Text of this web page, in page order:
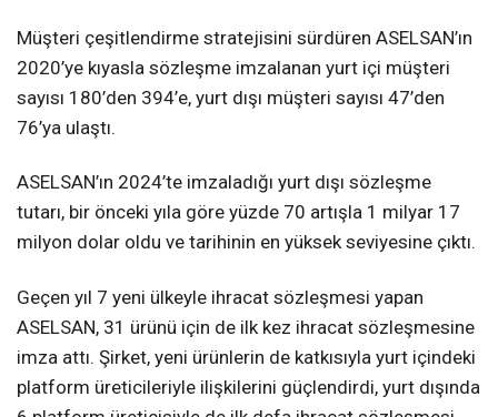
Müşteri çeşitlendirme stratejisini sürdüren ASELSAN’ın
2020’ye kıyasla sözleşme imzalanan yurt içi müşteri
sayısı 180’den 394’e, yurt dışı müşteri sayısı 47’den
76’ya ulaştı.
ASELSAN’ın 2024’te imzaladığı yurt dışı sözleşme
tutarı, bir önceki yıla göre yüzde 70 artışla 1 milyar 17
milyon dolar oldu ve tarihinin en yüksek seviyesine çıktı.
Geçen yıl 7 yeni ülkeyle ihracat sözleşmesi yapan
ASELSAN, 31 ürünü için de ilk kez ihracat sözleşmesine
imza attı. Şirket, yeni ürünlerin de katkısıyla yurt içindeki
platform üreticileriyle ilişkilerini güçlendirdi, yurt dışında